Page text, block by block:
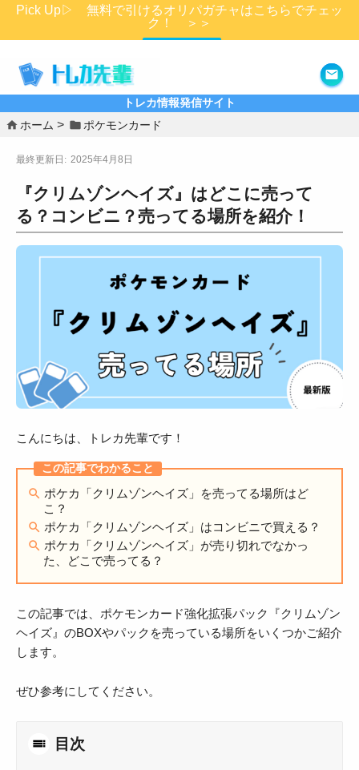
Pick Up▷ 無料で引けるオリパガチャはこちらでチェッ
ク！ ＞＞
トレカ情報発信サイト
ホーム ポケモンカード
2025年4月8日
『クリムゾンヘイズ』はどこに売って
る？コンビニ？売ってる場所を紹介！
こんにちは、トレカ先輩です！
ポケカ「クリムゾンヘイズ」を売ってる場所はど
こ？
ポケカ「クリムゾンヘイズ」はコンビニで買える？
ポケカ「クリムゾンヘイズ」が売り切れでなかっ
た、どこで売ってる？
この記事では、ポケモンカード強化拡張パック『クリムゾン
ヘイズ』のBOXやパックを売っている場所をいくつかご紹介
します。
ぜひ参考にしてください。
目次